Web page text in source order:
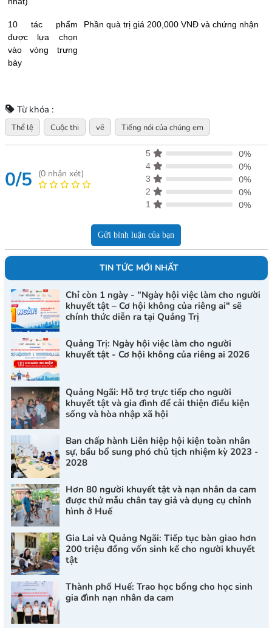
10 tác phẩm
được lựa chọn
vào vòng trưng
bày
Phần quà trị giá 200,000 VNĐ và chứng nhận
Từ khóa :
Thể lệ Cuộc thi vẽ Tiếng nói của chúng em
0/5 (0nhận xét)
5 0%
4 0%
3 0%
2 0%
1 0%
Gửi bình luận của bạn
TIN TỨC MỚI NHẤT
Chỉ còn 1 ngày - "Ngày hội việc làm cho người
khuyết tật – Cơ hội không của riêng ai" sẽ
chính thức diễn ra tại Quảng Trị
Quảng Trị: Ngày hội việc làm cho người
khuyết tật - Cơ hội không của riêng ai 2026
Quảng Ngãi: Hỗ trợ trực tiếp cho người
khuyết tật và gia đình để cải thiện điều kiện
sống và hòa nhập xã hội
Ban chấp hành Liên hiệp hội kiện toàn nhân
sự, bầu bổ sung phó chủ tịch nhiệm kỳ 2023 -
2028
Hơn 80 người khuyết tật và nạn nhân da cam
được thử mẫu chân tay giả và dụng cụ chỉnh
hình ở Huế
Gia Lai và Quảng Ngãi: Tiếp tục bàn giao hơn
200 triệu đồng vốn sinh kế cho người khuyết
tật
Thành phố Huế: Trao học bổng cho học sinh
gia đình nạn nhân da cam